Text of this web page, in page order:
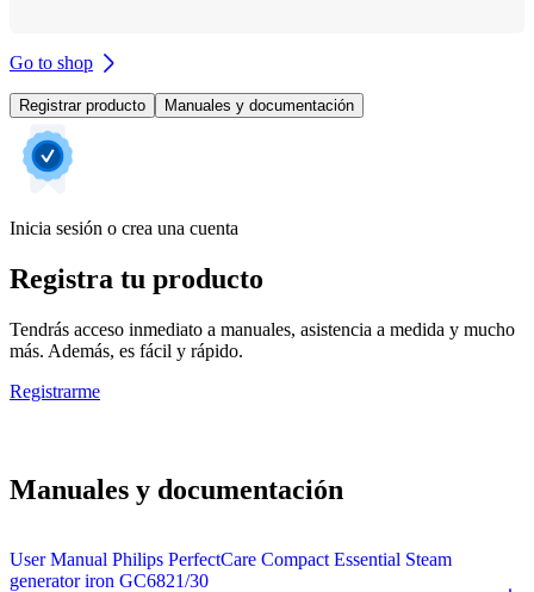
Go to shop
Registrar producto Manuales y documentación
Inicia sesión o crea una cuenta
Registra tu producto
Tendrás acceso inmediato a manuales, asistencia a medida y mucho
más. Además, es fácil y rápido.
Registrarme
Manuales y documentación
User Manual Philips PerfectCare Compact Essential Steam
generator iron GC6821/30